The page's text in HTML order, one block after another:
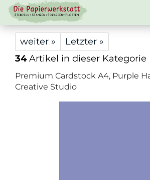
weiter »
Letzter »
34Artikel in dieser Kategorie
Premium Cardstock A4, Purple
Creative Studio